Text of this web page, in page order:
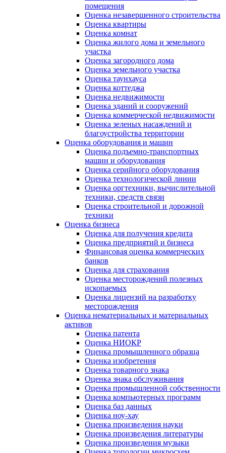
помещения
Оценка незавершенного строительства
Оценка квартиры
Оценка комнат
Оценка жилого дома и земельного
участка
Оценка загородного дома
Оценка земельного участка
Оценка таунхауса
Оценка коттеджа
Оценка недвижимости
Оценка зданий и сооружений
Оценка коммерческой недвижимости
Оценка зеленых насаждений и
благоустройства территории
Оценка оборудования и машин
Оценка подъемно-транспортных
машин и оборудования
Оценка серийного оборудования
Оценка технологической линии
Оценка оргтехники, вычислительной
техники, средств связи
Оценка строительной и дорожной
техники
Оценка бизнеса
Оценка для получения кредита
Оценка предприятий и бизнеса
Финансовая оценка коммерческих
банков
Оценка для страхования
Оценка месторождений полезных
ископаемых
Оценка лицензий на разработку
месторождения
Оценка нематериальных и материальных
активов
Оценка патента
Оценка НИОКР
Оценка промышленного образца
Оценка изобретения
Оценка товарного знака
Оценка знака обслуживания
Оценка промышленной собственности
Оценка компьютерных программ
Оценка баз данных
Оценка ноу-хау
Оценка произведения науки
Оценка произведения литературы
Оценка произведения музыки